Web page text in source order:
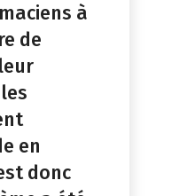
à
de
en
donc